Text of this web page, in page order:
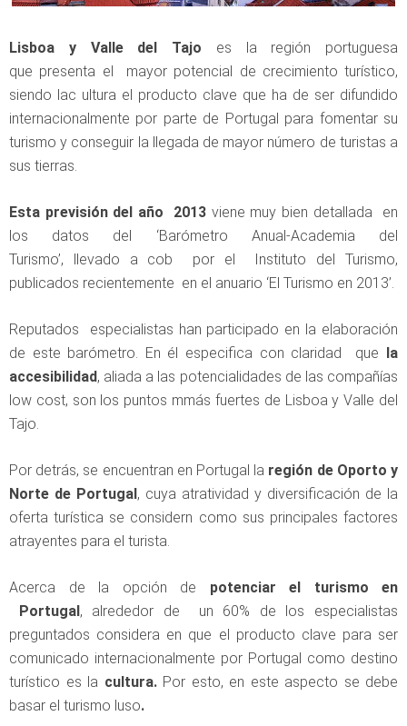
Lisboa y Valle del Tajo es la región portuguesa
que presenta el mayor potencial de crecimiento turístico,
siendo lac ultura el producto clave que ha de ser difundido
internacionalmente por parte de Portugal para fomentar su
turismo y conseguir la llegada de mayor número de turistas a
sus tierras.
Esta previsión del año 2013 viene muy bien detallada en
los datos del ‘Barómetro Anual-Academia del
Turismo’, llevado a cob por el Instituto del Turismo,
publicados recientemente en el anuario ‘El Turismo en 2013’.
Reputados especialistas han participado en la elaboración
de este barómetro. En él especifica con claridad que la
accesibilidad, aliada a las potencialidades de las compañías
low cost, son los puntos mmás fuertes de Lisboa y Valle del
Tajo.
Por detrás, se encuentran en Portugal la región de Oporto y
Norte de Portugal, cuya atratividad y diversificación de la
oferta turística se considern como sus principales factores
atrayentes para el turista.
Acerca de la opción de potenciar el turismo en
Portugal, alrededor de un 60% de los especialistas
preguntados considera en que el producto clave para ser
comunicado internacionalmente por Portugal como destino
turístico es la cultura. Por esto, en este aspecto se debe
basar el turismo luso.